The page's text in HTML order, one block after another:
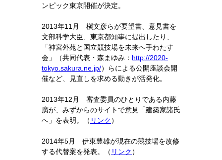
ンピック東京開催が決定。
2013年11月 槇文彦らが要望書、意見書を
文部科学大臣、東京都知事に提出したり、
「神宮外苑と国立競技場を未来へ手わたす
会」（共同代表・森まゆみ： http://2020-
tokyo.sakura.ne.jp/）らによる公開座談会開
催など、見直しを求める動きが活発化。
2013年12月 審査委員のひとりである内藤
廣が、みずからのサイトで意見「建築家諸氏
へ」を表明。（ リンク ）
2014年5月 伊東豊雄が現在の競技場を改修
する代替案を発表。（ リンク ）